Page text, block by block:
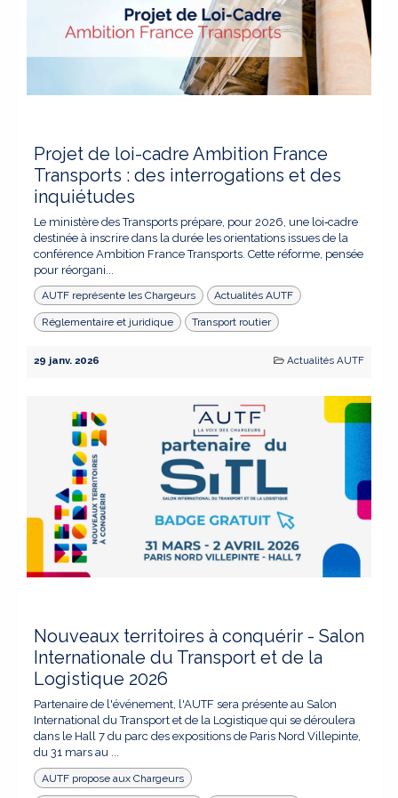
Projet de loi-cadre Ambition France
Transports : des interrogations et des
inquiétudes
Le ministère des Transports prépare, pour 2026, une loi‑cadre
destinée à inscrire dans la durée les orientations issues de la
conférence Ambition France Transports. Cette réforme, pensée
pour réorgani...
AUTF représente les Chargeurs Actualités AUTF
Réglementaire et juridique Transport routier
29 janv. 2026 Actualités AUTF
Nouveaux territoires à conquérir - Salon
Internationale du Transport et de la
Logistique 2026
Partenaire de l'événement, l'AUTF sera présente au Salon
International du Transport et de la Logistique qui se déroulera
dans le Hall 7 du parc des expositions de Paris Nord Villepinte,
du 31 mars au ...
AUTF propose aux Chargeurs